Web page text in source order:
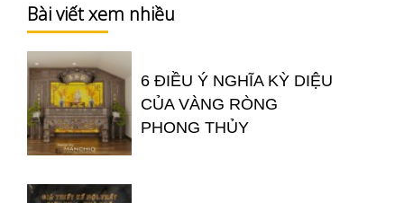
Bài viết xem nhiều
6 ĐIỀU Ý NGHĨA KỲ DIỆU
CỦA VÀNG RÒNG
PHONG THỦY